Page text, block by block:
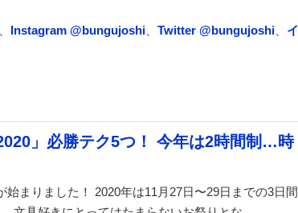
Instagram @bungujoshi、 Twitter @bungujoshi、 イ
」必勝テク5つ！ 今年は2時間制…時
まりました！ 2020年は11月27日〜29日までの3日間